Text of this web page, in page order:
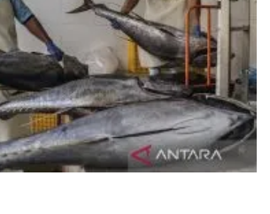
perikanan tetap beroperasi selama